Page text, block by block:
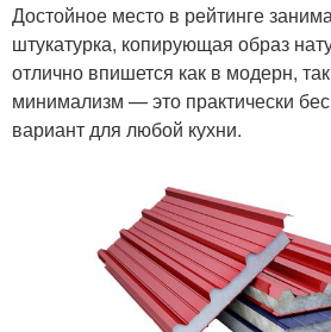
Достойное место в рейтинге
штукатурка, копирующая образ
отлично впишется как в модерн,
минимализм — это практически
вариант для любой кухни.